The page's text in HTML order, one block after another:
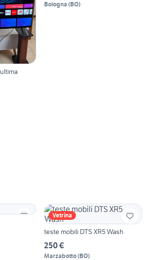
Bologna (BO)
Vetrina
teste mobili DTS XR5 Wash
250 €
Marzabotto(BO)